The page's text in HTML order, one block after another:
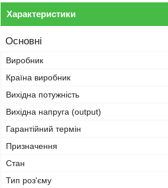
Характеристики
Основні
Виробник
Країна виробник
Вихідна потужність
Вихідна напруга (output)
Гарантійний термін
Призначення
Стан
Тип роз'єму